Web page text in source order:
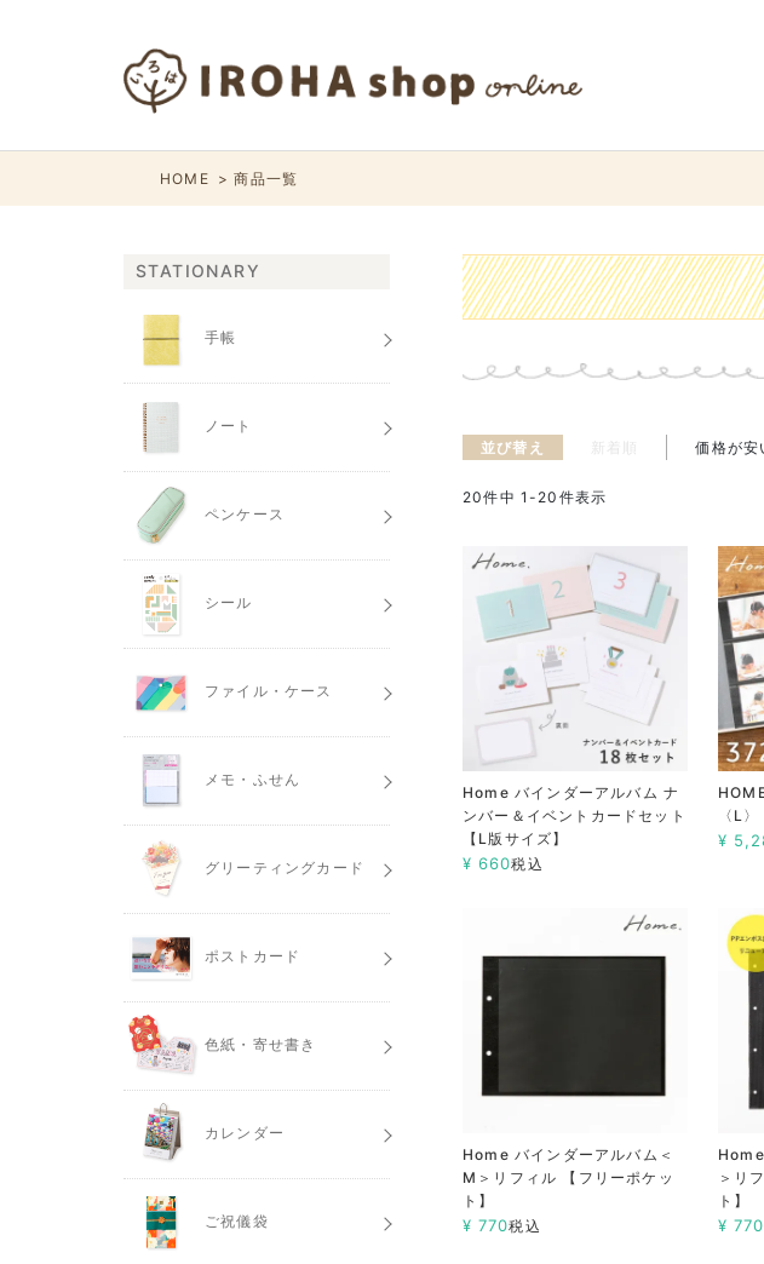
HOME 商品一覧
並び替え 価格が安
20件中 1- 20 件表示
Home バインダーアルバム ナ
ンバー＆イベントカードセット
【L版サイズ】
¥ 660税込
〈L
¥
Home バインダーアルバム＜
M＞リフィル 【フリーポケッ
ト】
¥ 770税込
＞リ
ト】
¥ 770
STATIONARY
手帳
ノート
ペンケース
シール
ファイル・ケース
メモ・ふせん
グリーティングカード
ポストカード
色紙・寄せ書き
カレンダー
ご祝儀袋